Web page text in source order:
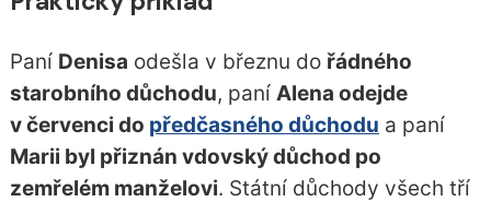
Paní Denisa odešla v březnu do řádného
starobního důchodu, paní Alena odejde
v červenci do předčasného důchodu a paní
Marii byl přiznán vdovský důchod po
zemřelém manželovi. Státní důchody všech tří